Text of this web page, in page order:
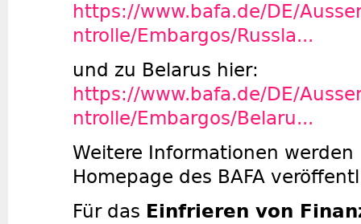
https://www.bafa.de/DE/
ntrolle/Embargos/Russla...
und zu Belarus hier:
https://www.bafa.de/DE/
ntrolle/Embargos/Belaru...
Weitere Informationen
Homepage des BAFA
Für das Einfrieren von